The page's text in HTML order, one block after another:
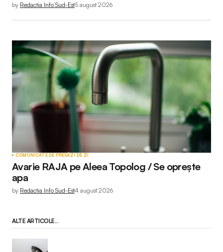
by Redactia Info Sud-Est5 august 2026
COMUNICATE DE PRESĂZI DE ZI
Avarie RAJA pe Aleea Topolog / Se oprește
apa
by Redactia Info Sud-Est4 august 2026
ALTE ARTICOLE...